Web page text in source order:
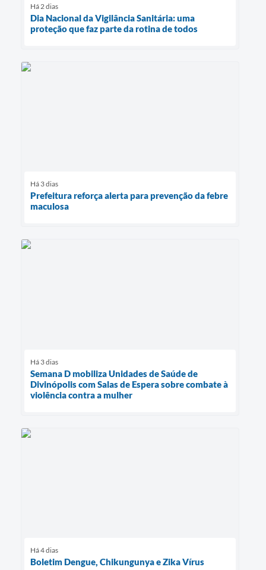
Há 2 dias
Dia Nacional da Vigilância Sanitária: uma
proteção que faz parte da rotina de todos
Há 3 dias
Prefeitura reforça alerta para prevenção da febre
maculosa
Há 3 dias
Semana D mobiliza Unidades de Saúde de
Divinópolis com Salas de Espera sobre combate à
violência contra a mulher
Há 4 dias
Boletim Dengue, Chikungunya e Zika Vírus